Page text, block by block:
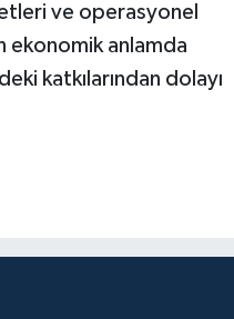
ve operasyonel
ekonomik anlamda
katkılarından dolayı